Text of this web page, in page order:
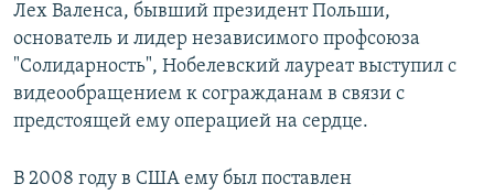
Лех Валенса, бывший президент Польши,
основатель и лидер независимого профсоюза
"Солидарность", Нобелевский лауреат выступил с
видеообращением к согражданам в связи с
предстоящей ему операцией на сердце.
В 2008 году в США ему был поставлен